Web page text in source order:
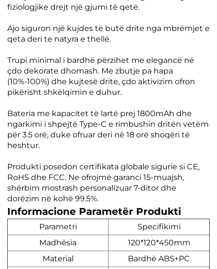
fiziologjike drejt një gjumi të qetë.
Ajo siguron një kujdes të butë drite nga mbrëmjet e
qeta deri te natyra e thellë.
Trupi minimal i bardhë përzihet me elegancë në
çdo dekorate dhomash. Me zbutje pa hapa
(10%-100%) dhe kujtesë drite, çdo aktivizim ofron
pikërisht shkëlqimin e duhur.
Bateria me kapacitet të lartë prej 1800mAh dhe
ngarkimi i shpejtë Type-C e rimbushin dritën vetëm
për 3.5 orë, duke ofruar deri në 18 orë shoqëri të
heshtur.
Produkti posedon certifikata globale sigurie si CE,
RoHS dhe FCC. Ne ofrojmë garanci 15-muajsh,
shërbim mostrash personalizuar 7-ditor dhe
dorëzim në kohë 99.5%.
Informacione Parametër Produkti
Parametri
Specifikimi
Madhësia
120*120*450mm
Material
Bardhë ABS+PC